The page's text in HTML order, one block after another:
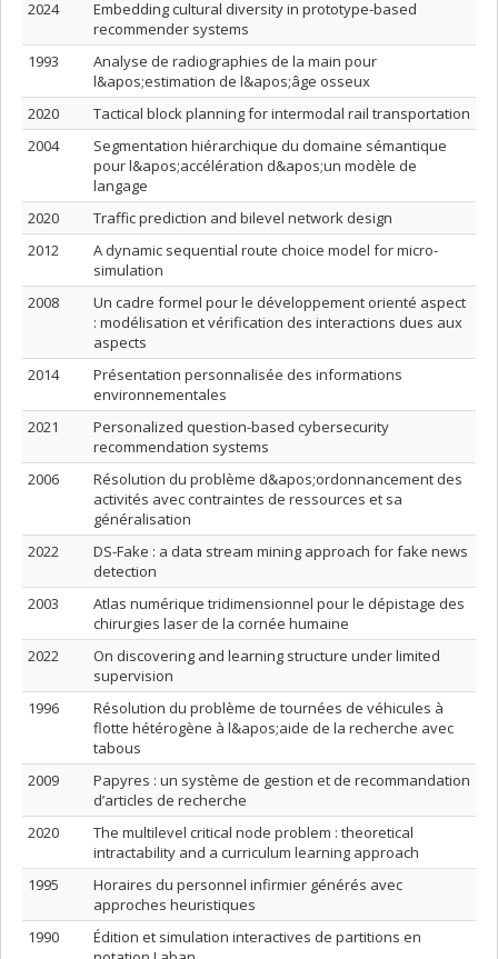
2024
Embedding cultural diversity in prototype-based
recommender systems
1993
Analyse de radiographies de la main pour
l&apos;estimation de l&apos;âge osseux
2020
Tactical block planning for intermodal rail transportation
2004
Segmentation hiérarchique du domaine sémantique
pour l&apos;accélération d&apos;un modèle de
langage
2020
Traffic prediction and bilevel network design
2012
A dynamic sequential route choice model for micro-
simulation
2008
Un cadre formel pour le développement orienté aspect
: modélisation et vérification des interactions dues aux
aspects
2014
Présentation personnalisée des informations
environnementales
2021
Personalized question-based cybersecurity
recommendation systems
2006
Résolution du problème d&apos;ordonnancement des
activités avec contraintes de ressources et sa
généralisation
2022
DS-Fake : a data stream mining approach for fake news
detection
2003
Atlas numérique tridimensionnel pour le dépistage des
chirurgies laser de la cornée humaine
2022
On discovering and learning structure under limited
supervision
1996
Résolution du problème de tournées de véhicules à
flotte hétérogène à l&apos;aide de la recherche avec
tabous
2009
Papyres : un système de gestion et de recommandation
d’articles de recherche
2020
The multilevel critical node problem : theoretical
intractability and a curriculum learning approach
1995
Horaires du personnel infirmier générés avec
approches heuristiques
1990
Édition et simulation interactives de partitions en